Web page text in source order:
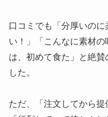
口コミでも「分厚いの
い！」「こんなに素材
は、初めて食た」と絶
した。
ただ、「注文してから提